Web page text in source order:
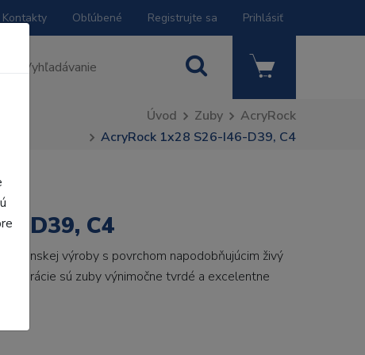
Kontakty Obľúbené Registrujte sa Prihlásiť
Úvod Zuby
AcryRock
AcryRock 1x28 S26-I46-D39, C4
D39, C4
výroby s povrchom napodobňujúcim živý
generácie sú zuby výnimočne tvrdé a excelentne